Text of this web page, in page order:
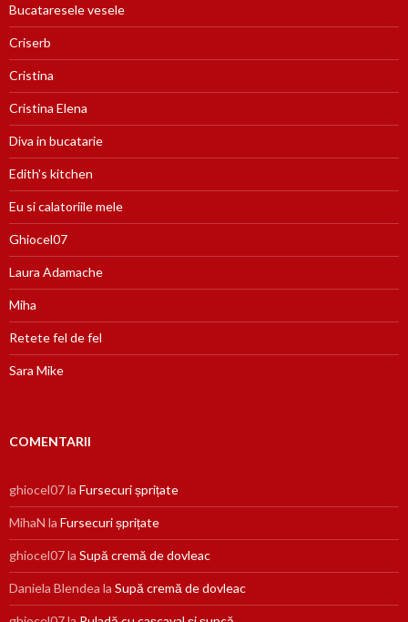
Bucataresele vesele
Criserb
Cristina
Cristina Elena
Diva in bucatarie
Edith's kitchen
Eu si calatoriile mele
Ghiocel07
Laura Adamache
Miha
Retete fel de fel
Sara Mike
COMENTARII
ghiocel07la Fursecuri șprițate
MihaN la Fursecuri șprițate
ghiocel07la Supă cremă de dovleac
Daniela Blendea la Supă cremă de dovleac